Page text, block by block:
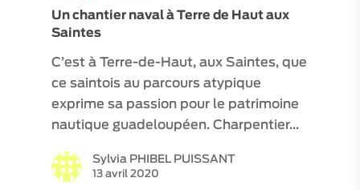
Un chantier naval à Terre de Haut aux
Saintes
C’est à Terre-de-Haut, aux Saintes, que
ce saintois au parcours atypique
exprime sa passion pour le patrimoine
nautique guadeloupéen. Charpentier…
Sylvia PHIBEL PUISSANT
13 avril 2020